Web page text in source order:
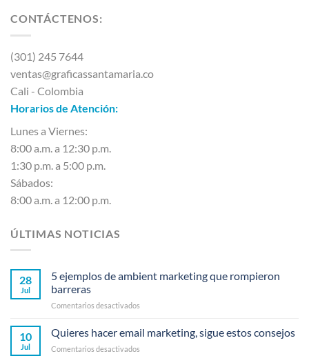
CONTÁCTENOS:
(301) 245 7644
ventas@graficassantamaria.co
Cali - Colombia
Horarios de Atención:
Lunes a Viernes:
8:00 a.m. a 12:30 p.m.
1:30 p.m. a 5:00 p.m.
Sábados:
8:00 a.m. a 12:00 p.m.
ÚLTIMAS NOTICIAS
28
Jul
5 ejemplos de ambient marketing que rompieron
barreras
Comentarios desactivados
ejemplos
ambient
10
Jul
Quieres hacer email marketing, sigue estos consejos
Comentarios desactivados